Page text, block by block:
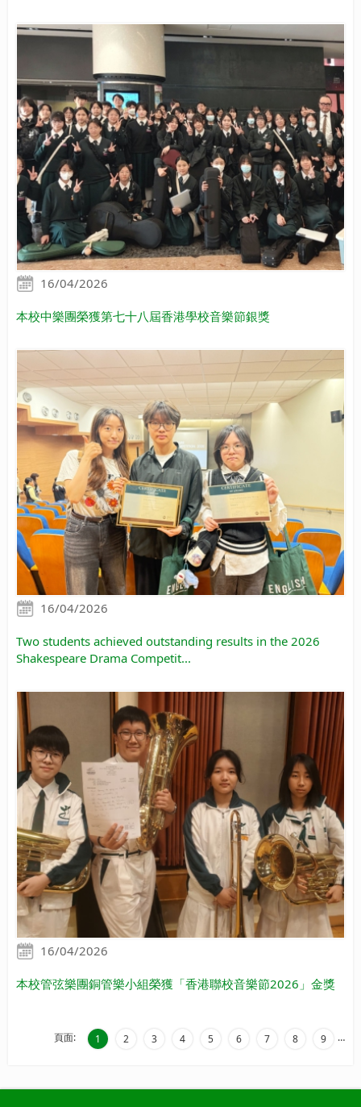
16/04/2026
本校中樂團榮獲第七十八屆香港學校音樂節銀獎
16/04/2026
Two students achieved outstanding results in the 2026
Shakespeare Drama Competit...
16/04/2026
本校管弦樂團銅管樂小組榮獲「香港聯校音樂節2026」金獎
頁面: 1 2 3 4 5 6 7 8 9 …